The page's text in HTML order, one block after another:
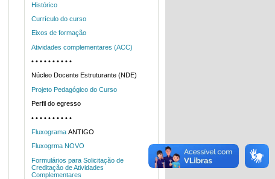
Histórico
Currículo do curso
Eixos de formação
Atividades complementares (ACC)
•• • • • • • • • •
Núcleo Docente Estruturante (NDE)
Projeto Pedagógico do Curso
Perfil do egresso
•• • • • • • • • •
Fluxograma ANTIGO
Fluxogrma NOVO
Formulários para Solicitação de
Creditação de Atividades
Complementares